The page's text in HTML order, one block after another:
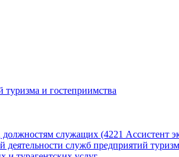
и гостеприимства
служащих (4221 Ассистент
служб предприятий